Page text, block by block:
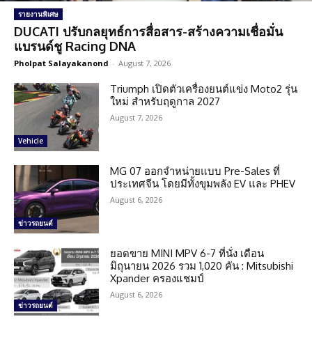
รายงานพิเศษ
DUCATI ปรับกลยุทธ์การสื่อสาร-สร้างความเชื่อมั่น
แบรนด์ชู Racing DNA
Pholpat Salayakanond - August 7, 2026
Vehicle
Triumph เปิดตัวเครื่องยนต์แข่ง Moto2 รุ่น
ใหม่ สำหรับฤดูกาล 2027
August 7, 2026
ข่าวรถยนต์
MG 07 ออกจำหน่ายแบบ Pre-Sales ที่
ประเทศจีน โดยมีทั้งขุมพลัง EV และ PHEV
August 6, 2026
ข่าวรถยนต์
ยอดขาย MINI MPV 6-7 ที่นั่ง เดือน
มิถุนายน 2026 รวม 1,020 คัน : Mitsubishi
Xpander ครองแชมป์
August 6, 2026